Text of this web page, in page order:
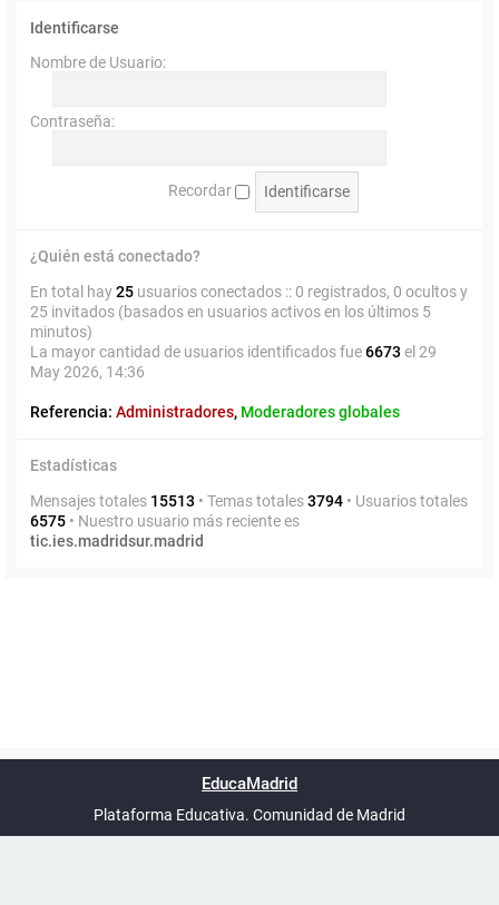
Identificarse
Nombre de Usuario:
Contraseña:
Recordar
¿Quién está conectado?
En total hay25 usuarios conectados :: 0 registrados, 0 ocultos y
25 invitados (basados en usuarios activos en los últimos 5
minutos)
La mayor cantidad de usuarios identificados fue6673 el 29
May 2026, 14:36
Referencia: Administradores, Moderadores globales
Estadísticas
Mensajes totales 15513 • Temas totales3794 • Usuarios totales
6575 • Nuestro usuario más reciente es
tic.ies.madridsur.madrid
UTC+02:00
phpBB España
EducaMadrid
Plataforma Educativa. Comunidad de Madrid